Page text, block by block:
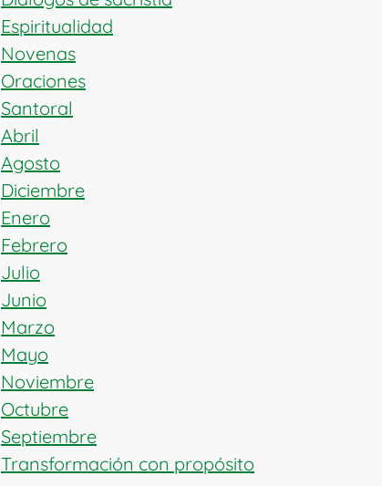
Espiritualidad
Novenas
Oraciones
Santoral
Abril
Agosto
Diciembre
Enero
Febrero
Julio
Junio
Marzo
Mayo
Noviembre
Octubre
Septiembre
Transformación con propósito